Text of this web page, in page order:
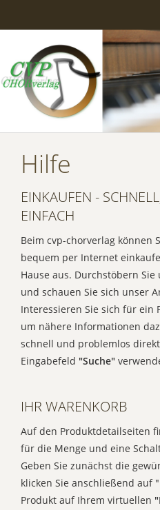
Hilfe
EINKAUFEN -
EINFACH
Beim cvp-chorverlag können
bequem per Internet
Hause aus. Durchstöbern
und schauen Sie sich unser
Interessieren Sie sich für ein
um nähere Informationen
schnell und problemlos
Eingabefeld "Suche"
IHR WARENKORB
Auf den Produktdetailseiten
für die Menge und eine
Geben Sie zunächst die
klicken Sie anschließend auf
Produkt auf Ihrem virtuellen